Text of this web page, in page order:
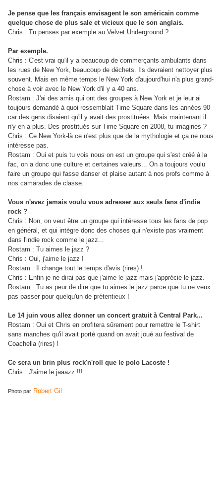
Je pense que les français envisagent le son américain comme
quelque chose de plus sale et vicieux que le son anglais.
Chris : Tu penses par exemple au Velvet Underground ?
Par exemple.
Chris : C'est vrai qu'il y a beaucoup de commerçants ambulants dans
les rues de New York, beaucoup de déchets. Ils devraient nettoyer plus
souvent. Mais en même temps le New York d'aujourd'hui n'a plus grand-
chose à voir avec le New York d'il y a 40 ans.
Rostam : J'ai des amis qui ont des groupes à New York et je leur ai
toujours demandé à quoi ressemblait Time Square dans les années 90
car des gens disaient qu'il y avait des prostituées. Mais maintenant il
n'y en a plus. Des prostitués sur Time Square en 2008, tu imagines ?
Chris : Ce New York-là ce n'est plus que de la mythologie et ça ne nous
intéresse pas.
Rostam : Oui et puis tu vois nous on est un groupe qui s'est créé à la
fac, on a donc une culture et certaines valeurs... On a toujours voulu
faire un groupe qui fasse danser et plaise autant à nos profs comme à
nos camarades de classe.
Vous n'avez jamais voulu vous adresser aux seuls fans d'indie
rock ?
Chris : Non, on veut être un groupe qui intéresse tous les fans de pop
en général, et qui intègre donc des choses qui n'existe pas vraiment
dans l'indie rock comme le jazz...
Rostam : Tu aimes le jazz ?
Chris : Oui, j'aime le jazz !
Rostam : Il change tout le temps d'avis (rires) !
Chris : Enfin je ne dirai pas que j'aime le jazz mais j'apprécie le jazz.
Rostam : Tu as peur de dire que tu aimes le jazz parce que tu ne veux
pas passer pour quelqu'un de prétentieux !
Le 14 juin vous allez donner un concert gratuit à Central Park...
Rostam : Oui et Chris en profitera sûrement pour remettre le T-shirt
sans manches qu'il avait porté quand on avait joué au festival de
Coachella (rires) !
Ce sera un brin plus rock'n'roll que le polo Lacoste !
Chris : J'aime le jaaazz !!!
Photo par Robert Gil